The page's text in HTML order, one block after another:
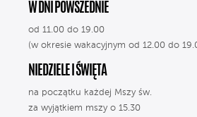
W DNI POWSZEDNIE
od 11.00 do 19.00
(w okresie wakacyjnym od 12.00 do
NIEDZIELE I ŚWIĘTA
na początku każdej Mszy św.
za wyjątkiem mszy o 15.30